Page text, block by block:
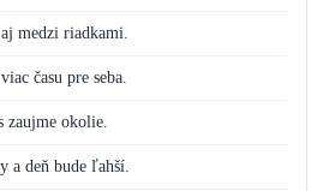
medzi riadkami.
času pre seba.
zaujme okolie.
a deň bude ľahší.